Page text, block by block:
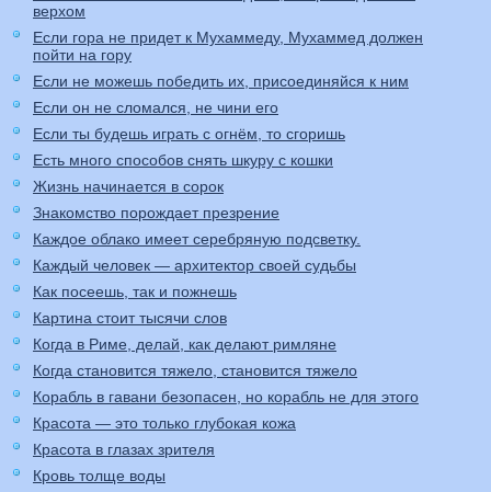
верхом
Если гора не придет к Мухаммеду, Мухаммед должен
пойти на гору
Если не можешь победить их, присоединяйся к ним
Если он не сломался, не чини его
Если ты будешь играть с огнём, то сгоришь
Есть много способов снять шкуру с кошки
Жизнь начинается в сорок
Знакомство порождает презрение
Каждое облако имеет серебряную подсветку.
Каждый человек — архитектор своей судьбы
Как посеешь, так и пожнешь
Картина стоит тысячи слов
Когда в Риме, делай, как делают римляне
Когда становится тяжело, становится тяжело
Корабль в гавани безопасен, но корабль не для этого
Красота — это только глубокая кожа
Красота в глазах зрителя
Кровь толще воды